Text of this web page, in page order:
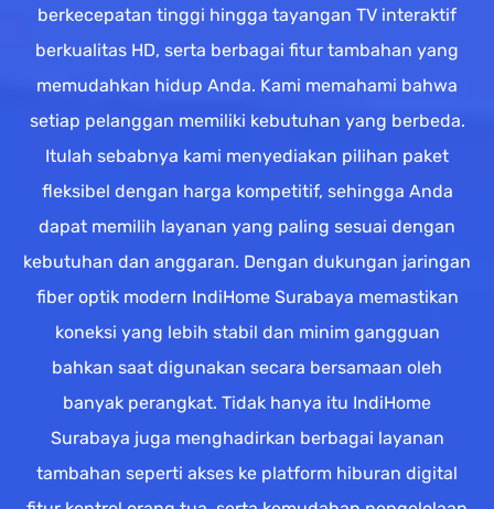
berkecepatan tinggi hingga tayangan TV interaktif
berkualitas HD, serta berbagai fitur tambahan yang
memudahkan hidup Anda. Kami memahami bahwa
setiap pelanggan memiliki kebutuhan yang berbeda.
Itulah sebabnya kami menyediakan pilihan paket
fleksibel dengan harga kompetitif, sehingga Anda
dapat memilih layanan yang paling sesuai dengan
kebutuhan dan anggaran. Dengan dukungan jaringan
fiber optik modern IndiHome Surabaya memastikan
koneksi yang lebih stabil dan minim gangguan
bahkan saat digunakan secara bersamaan oleh
banyak perangkat. Tidak hanya itu IndiHome
Surabaya juga menghadirkan berbagai layanan
tambahan seperti akses ke platform hiburan digital